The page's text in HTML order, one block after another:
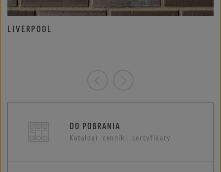
LIVERPOOL
DO POBRANIA
Katalogi, cenniki, certyfikaty